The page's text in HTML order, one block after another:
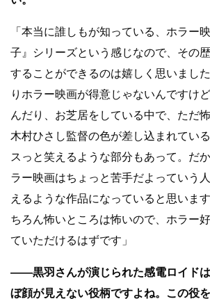
「本当に誰しもが知っている、ホラー
子』シリーズという感じなので、その
することができるのは嬉しく思いまし
りホラー映画が得意じゃないんですけ
んだり、お芝居をしている中で、ただ
木村ひさし監督の色が差し込まれてい
スっと笑えるような部分もあって。だ
ラー映画はちょっと苦手だよっていう
えるような作品になっていると思いま
ちろん怖いところは怖いので、ホラー
ていただけるはずです」
――黒羽さんが演じられた感電ロイド
ぼ顔が見えない役柄ですよね。この役